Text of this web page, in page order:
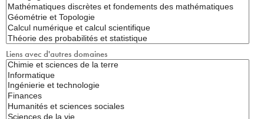
Liens avec d'autres domaines